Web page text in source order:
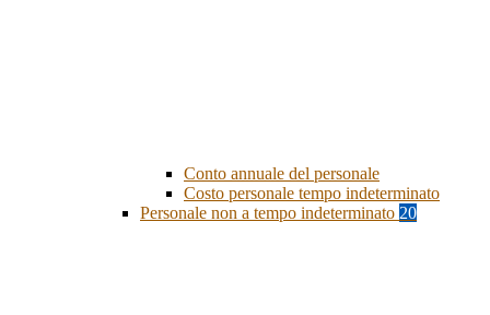
Conto annuale del personale
Costo personale tempo indeterminato
Personale non a tempo indeterminato 20